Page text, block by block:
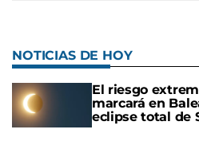
NOTICIAS DE HOY
El riesgo
marcará en
eclipse total de